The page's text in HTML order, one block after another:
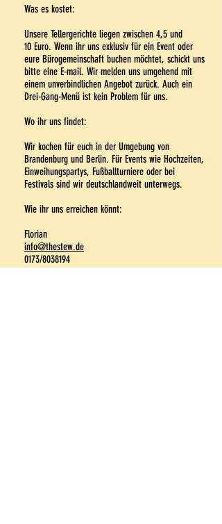
Was es kostet:
Unsere Tellergerichte liegen zwischen 4,5 und
10 Euro. Wenn ihr uns exklusiv für ein Event oder
eure Bürogemeinschaft buchen möchtet, schickt uns
bitte eine E-mail. Wir melden uns umgehend mit
einem unverbindlichen Angebot zurück. Auch ein
Drei-Gang-Menü ist kein Problem für uns.
Wo ihr uns findet:
Wir kochen für euch in der Umgebung von
Brandenburg und Berlin. Für Events wie Hochzeiten,
Einweihungspartys, Fußballturniere oder bei
Festivals sind wir deutschlandweit unterwegs.
Wie ihr uns erreichen könnt:
Florian
info@thestew.de
0173/8038194